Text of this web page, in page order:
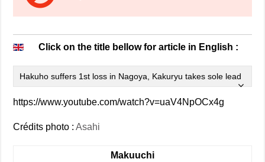
Click on the title bellow for article in English :
Hakuho suffers 1st loss in Nagoya, Kakuryu takes sole lead
https://www.youtube.com/watch?v=uaV4NpOCx4g
Crédits photo :Asahi
Makuuchi